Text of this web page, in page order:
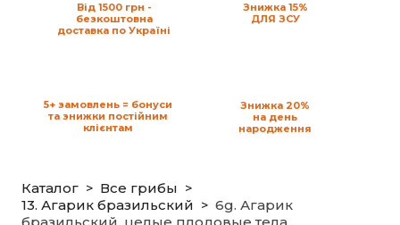
Знижка 15%
ДЛЯ ЗСУ
Від 1500 грн -
безкоштовна
доставка по Україні
5+ замовлень = бонуси
та знижки постійним
клієнтам
Знижка 20%
на день
народження
Каталог
Все грибы
13. Агарик бразильский
6g. Агарик